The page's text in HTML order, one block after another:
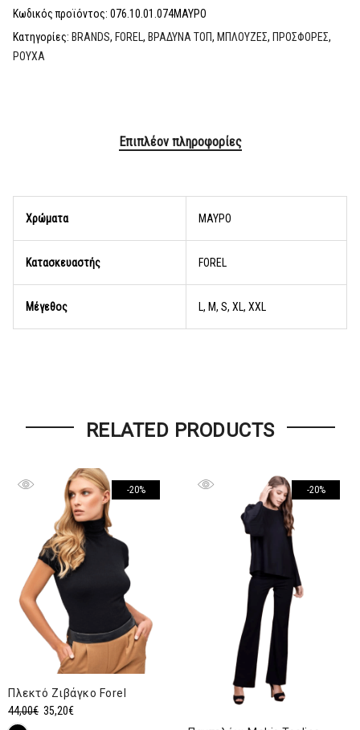
Κωδικός προϊόντος: 076.10.01.074ΜΑΥΡΟ
Κατηγορίες: BRANDS, FOREL , ΒΡΑΔΥΝΑ ΤΟΠ, ΜΠΛΟΥΖΕΣ, ΠΡΟΣΦΟΡΕΣ,
ΡΟΥΧΑ
Επιπλέον πληροφορίες
Χρώματα ΜΑΥΡΟ
Κατασκευαστής FOREL
Μέγεθος L, M, S, XL, XXL
RELATED PRODUCTS
-20%
Πλεκτό Ζιβάγκο Forel
44,00€ Original
35,20€Η
-20%